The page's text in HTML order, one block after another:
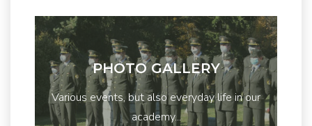
PHOTO GALLERY
Various events, but also everyday life in our
academy...